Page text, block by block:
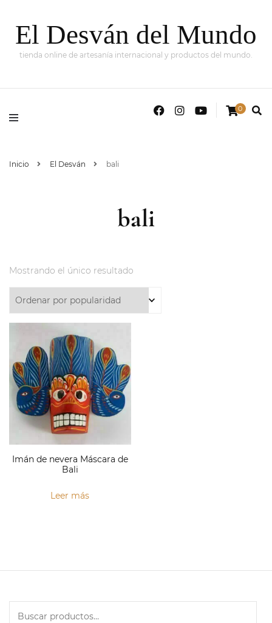
El Desván del Mundo
tienda online de artesanía internacional y productos del mundo.
0
Inicio El Desván bali
bali
Mostrando el único resultado
Imán de nevera Máscara de
Bali
Leer más